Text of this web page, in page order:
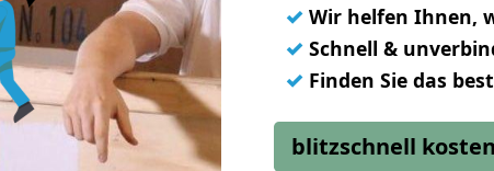
✓ Wir helfen Ihnen,
✓ Schnell &
✓ Finden Sie das
blitzschnell